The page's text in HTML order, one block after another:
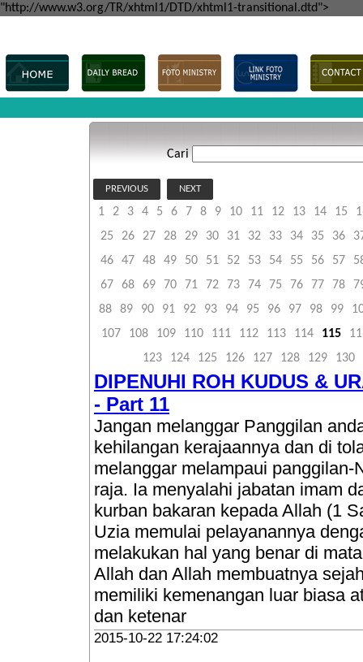
"http://www.w3.org/TR/xhtml1/DTD/xhtml1-transitional.dtd">
Cari
PREVIOUS NEXT
1 2 3 4 5 6 7 8 9 10 11 12 13 14 15
25
26 27 28 29 30 31 32 33 34 35 36
46
47 48 49 50 51 52 53 54 55 56 57
67
68 69 70 71 72 73 74 75 76 77 78
88
89 90 91 92 93 94 95 96 97 98 99
107
108 109 110 111 112 113 114 115
123
124 125 126 127 128 129 130
DIPENUHI ROH KUDUS &
- Part 11
Jangan melanggar Panggilan
kehilangan kerajaannya dan di
melanggar melampaui panggilan-
raja. Ia menyalahi jabatan imam
kurban bakaran kepada Allah (1
Uzia memulai pelayanannya
melakukan hal yang benar di
Allah dan Allah membuatnya
memiliki kemenangan luar biasa
dan ketenar
2015-10-22 17:24:02